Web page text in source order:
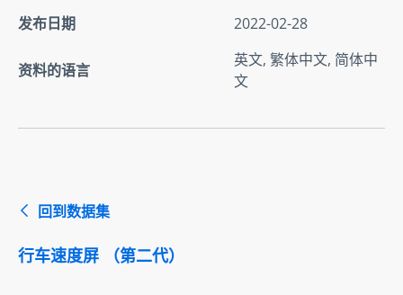
发布日期
2022-02-28
资料的语言
英文, 繁体中文, 简体中
文
回到数据集
行车速度屏 （第二代）